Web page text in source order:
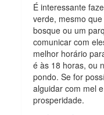
É interessante
verde, mesmo
bosque ou um
comunicar com
melhor horário
é às 18 horas, ou
pondo. Se for
alguidar com mel
prosperidade.